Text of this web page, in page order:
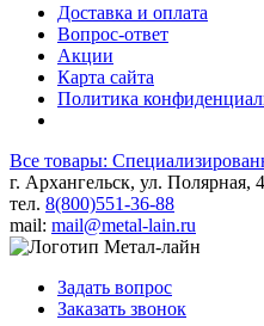
Доставка и оплата
Вопрос-ответ
Акции
Карта сайта
Политика
Все товары:
г. Архангельск, ул. Полярная,
тел. 8(800)551-36-88
mail: mail@metal-lain.ru
Задать вопрос
Заказать звонок